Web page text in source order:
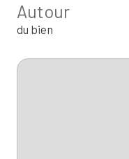
Autour
du bien